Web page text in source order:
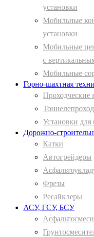
установки
Мобильные
установки
Мобильные
с
Мобильные
Горно-шахтная
Проходческие
Установки
Дорожно-
Катки
Автогрейдеры
Фрезы
Ресайклеры
АСУ, ГСУ, БСУ